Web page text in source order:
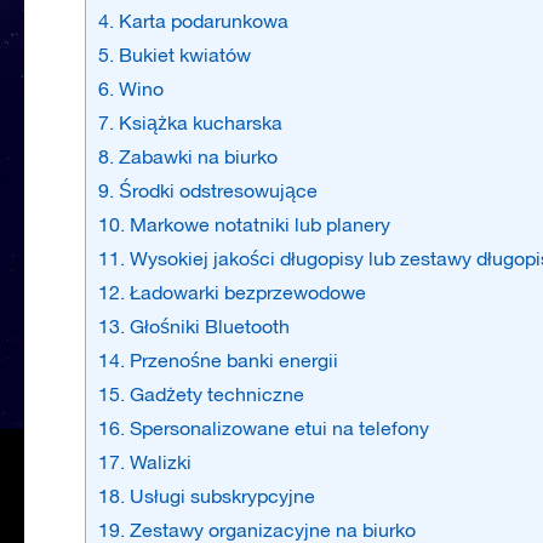
4. Karta podarunkowa
5. Bukiet kwiatów
6. Wino
7. Książka kucharska
8. Zabawki na biurko
9. Środki odstresowujące
10. Markowe notatniki lub planery
11. Wysokiej jakości długopisy lub zestawy
12. Ładowarki bezprzewodowe
13. Głośniki Bluetooth
14. Przenośne banki energii
15. Gadżety techniczne
16. Spersonalizowane etui na telefony
17. Walizki
18. Usługi subskrypcyjne
19. Zestawy organizacyjne na biurko